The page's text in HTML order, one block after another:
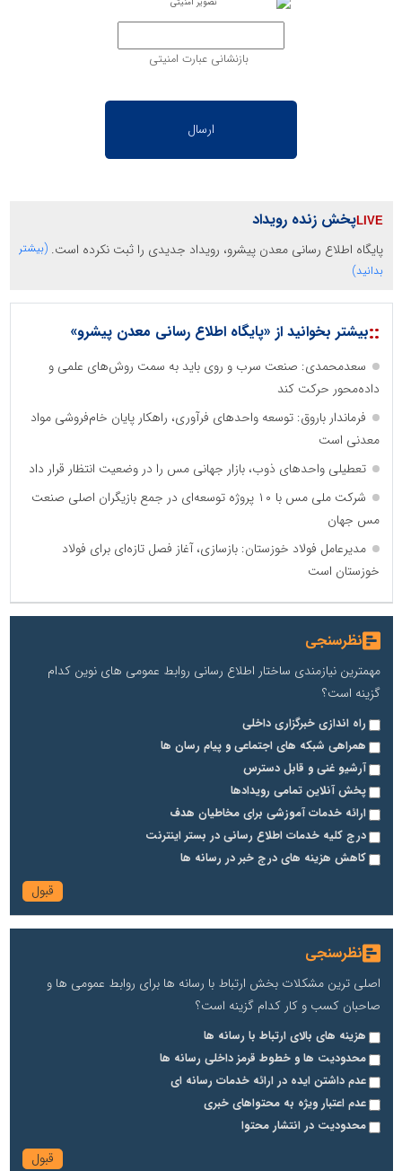
بازنشانی عبارت امنیتی
پخش زنده رویداد
پایگاه اطلاع رسانی معدن پیشرو، رویداد جدیدی را ثبت نکرده است. (بیشتر
بدانید)
::بیشتر بخوانید از «پایگاه اطلاع رسانی معدن پیشرو»
سعدمحمدی: صنعت سرب و روی باید به سمت روش‌های علمی و
داده‌محور حرکت کند
فرماندار باروق: توسعه واحدهای فرآوری، راهکار پایان خام‌فروشی مواد
معدنی است
تعطیلی واحدهای ذوب، بازار جهانی مس را در وضعیت انتظار قرار داد
شرکت ملی مس با ۱۰ پروژه توسعه‌ای در جمع بازیگران اصلی صنعت
مس جهان
مدیرعامل فولاد خوزستان: بازسازی، آغاز فصل تازه‌ای برای فولاد
خوزستان است
نظرسنجی
مهمترین نیازمندی ساختار اطلاع رسانی روابط عمومی های نوین کدام
گزینه است؟
راه اندازی خبرگزاری داخلی
همراهی شبکه های اجتماعی و پیام رسان ها
آرشیو غنی و قابل دسترس
پخش آنلاین تمامی رویدادها
ارائه خدمات آموزشی برای مخاطیان هدف
درج کلیه خدمات اطلاع رسانی در بستر اینترنت
کاهش هزینه های درج خبر در رسانه ها
نظرسنجی
اصلی ترین مشکلات بخش ارتباط با رسانه ها برای روابط عمومی ها و
صاحبان کسب و کار کدام گزینه است؟
هزینه های بالای ارتباط با رسانه ها
محدودیت ها و خطوط قرمز داخلی رسانه ها
عدم داشتن ایده در ارائه خدمات رسانه ای
عدم اعتبار ویژه به محتواهای خبری
محدودیت در انتشار محتوا